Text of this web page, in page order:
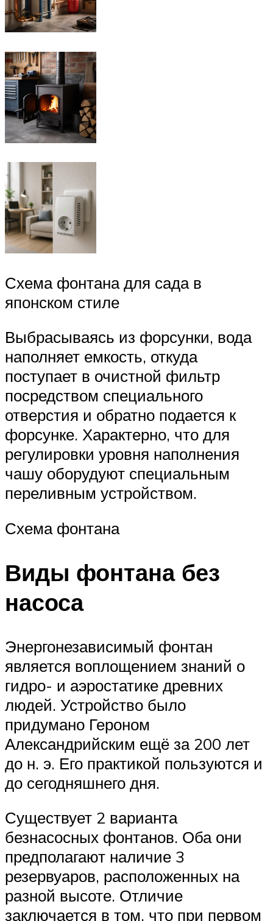
Схема фонтана для сада в
японском стиле
Выбрасываясь из форсунки, вода
наполняет емкость, откуда
поступает в очистной фильтр
посредством специального
отверстия и обратно подается к
форсунке. Характерно, что для
регулировки уровня наполнения
чашу оборудуют специальным
переливным устройством.
Схема фонтана
Виды фонтана без
насоса
Энергонезависимый фонтан
является воплощением знаний о
гидро- и аэростатике древних
людей. Устройство было
придумано Героном
Александрийским ещё за 200 лет
до н. э. Его практикой пользуются и
до сегодняшнего дня.
Существует 2 варианта
безнасосных фонтанов. Оба они
предполагают наличие 3
резервуаров, расположенных на
разной высоте. Отличие
заключается в том, что при первом